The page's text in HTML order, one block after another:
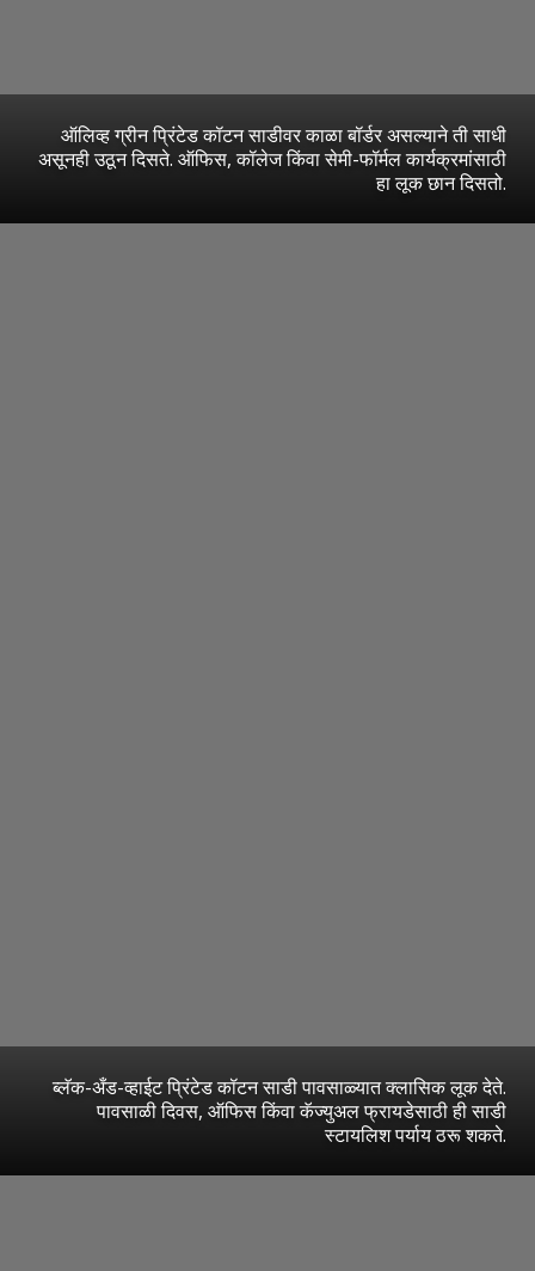
ऑलिव्ह ग्रीन प्रिंटेड कॉटन साडीवर काळा बॉर्डर असल्याने ती साधी
असूनही उठून दिसते. ऑफिस, कॉलेज किंवा सेमी-फॉर्मल कार्यक्रमांसाठी
हा लूक छान दिसतो.
ब्लॅक-अँड-व्हाईट प्रिंटेड कॉटन साडी पावसाळ्यात क्लासिक लूक देते.
पावसाळी दिवस, ऑफिस किंवा कॅज्युअल फ्रायडेसाठी ही साडी
स्टायलिश पर्याय ठरू शकते.